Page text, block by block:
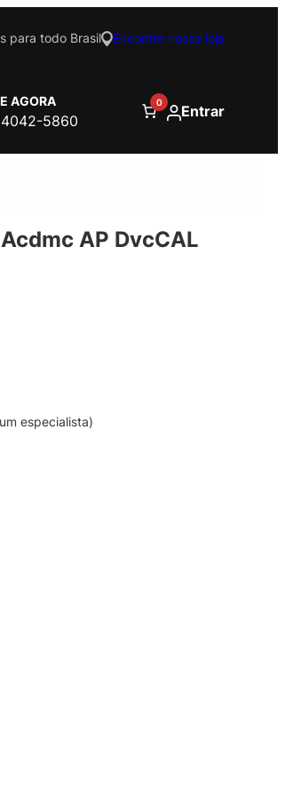
para todo Brasil Encontre nossa loja
AGORA
5860
0 Entrar
AP DvcCAL
especialista)